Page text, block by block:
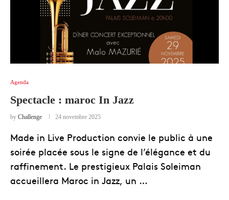
Agenda
Spectacle : maroc In Jazz
by Challenge 24 novembre 2025
Made in Live Production convie le public à une
soirée placée sous le signe de l’élégance et du
raffinement. Le prestigieux Palais Soleiman
accueillera Maroc in Jazz, un …